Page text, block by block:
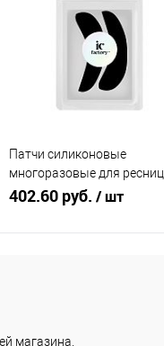
Патчи силиконовые
многоразовые для ресниц
черные IC FACTORY, 1 пара
402.60 руб. / шт
клик
магазина.